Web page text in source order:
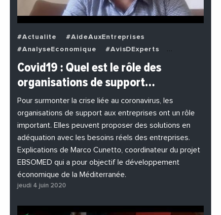
#Actualite
#AideAuxEntreprises
#AnalyseEconomique
#AvisDExperts
#BuzzNews
#Decideurs
#EchangesMediterraneens
#EnDirectDe
#Entreprises
#Institutions
#PhotosEtVideos
Covid19 : Quel est le rôle des
organisations de support…
Pour surmonter la crise liée au coronavirus, les
organisations de support aux entreprises ont un rôle
important. Elles peuvent proposer des solutions en
adéquation avec les besoins réels des entreprises.
Explications de Marco Cunetto, coordinateur du projet
EBSOMED qui a pour objectif le développement
économique de la Méditerranée.
jeudi 4 juin 2020